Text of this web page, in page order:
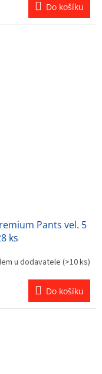
Do košíku
Pants vel. 5
ks
u dodavatele(>10 ks)
Do košíku